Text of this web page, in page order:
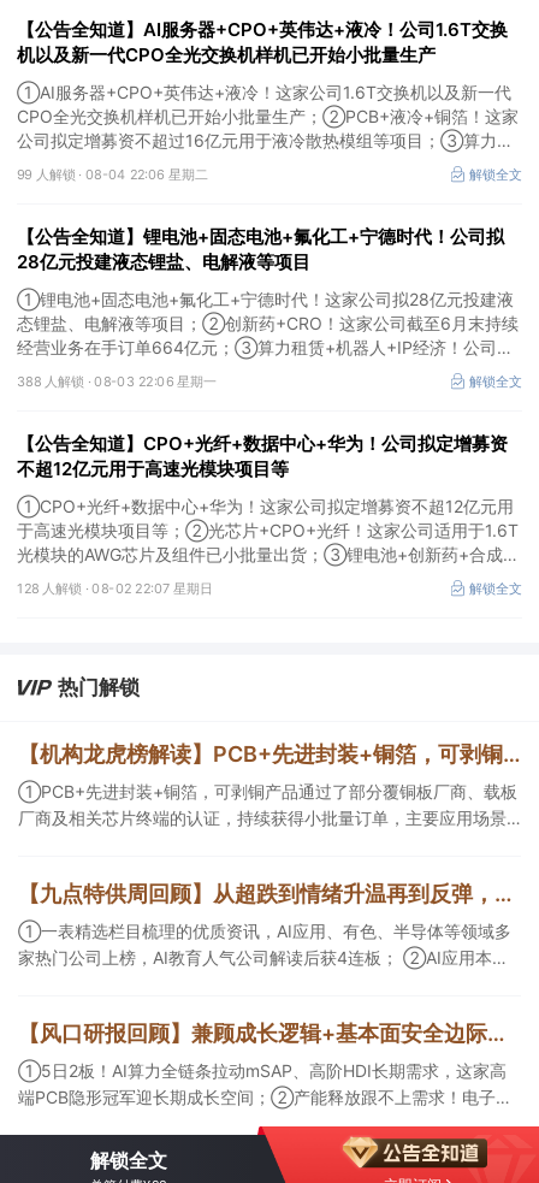
【公告全知道】AI服务器+CPO+英伟达+液冷！公司1.6T交换
机以及新一代CPO全光交换机样机已开始小批量生产
①AI服务器+CPO+英伟达+液冷！这家公司1.6T交换机以及新一代
CPO全光交换机样机已开始小批量生产；②PCB+液冷+铜箔！这家
公司拟定增募资不超过16亿元用于液冷散热模组等项目；③算力
+云计算+华为鲲鹏！公司签署超46亿元算力服务合同。
99 人解锁 · 08-04 22:06 星期二 解锁全文
【公告全知道】锂电池+固态电池+氟化工+宁德时代！公司拟
28亿元投建液态锂盐、电解液等项目
①锂电池+固态电池+氟化工+宁德时代！这家公司拟28亿元投建液
态锂盐、电解液等项目；②创新药+CRO！这家公司截至6月末持续
经营业务在手订单664亿元；③算力租赁+机器人+IP经济！公司签
署32亿元算力服务合同。
388 人解锁 ·08-03 22:06 星期一 解锁全文
【公告全知道】CPO+光纤+数据中心+华为！公司拟定增募资
不超12亿元用于高速光模块项目等
①CPO+光纤+数据中心+华为！这家公司拟定增募资不超12亿元用
于高速光模块项目等；②光芯片+CPO+光纤！这家公司适用于1.6T
光模块的AWG芯片及组件已小批量出货；③锂电池+创新药+合成生
物！公司拟定增募资不超过7亿元以切入半导体供应链。
128 人解锁 ·08-02 22:07 星期日 解锁全文
热门解锁
【机构龙虎榜解读】PCB+先进封装+铜箔，可剥铜产品通过了部分覆铜板厂商、载板厂商及相关芯片终端的认证，持续获得小批量订单，主要应用场景包括芯片封装光模块用PCB，机构大额净买入这家公司
①PCB+先进封装+铜箔，可剥铜产品通过了部分覆铜板厂商、载板
厂商及相关芯片终端的认证，持续获得小批量订单，主要应用场景
等方面具有丰富经验，具备承接细胞与基因治疗产品商业化受托生
产的合规资质，这家公司获净买入。
【九点特供周回顾】从超跌到情绪升温再到反弹，栏目梳理AI应用题材逻辑，AI教育人气公司解读后获4连板
①一表精选栏目梳理的优质资讯，AI应用、有色、半导体等领域多
家热门公司上榜，AI教育人气公司解读后获4连板； ②AI应用本周
角前瞻产业供需情况，提及2家核心公司双双涨停。
【风口研报回顾】兼顾成长逻辑+基本面安全边际！王牌自营前瞻覆盖“pcb+MLCC+电子布”，梳理AI产业链优质标的“深坑起跳”
①5日2板！AI算力全链条拉动mSAP、高阶HDI长期需求，这家高
端PCB隐形冠军迎长期成长空间；②产能释放跟不上需求！电子布
未来3年缺口难消，深坑之际再梳理行业逻辑，人气龙头涨超3成；
③AI服务器、机器人带动MLCC景气周期持续！这家公司扩产、涨
价预期暂未被市场定价，王牌自营前瞻捕捉“预期差”，3日大涨
解锁全文